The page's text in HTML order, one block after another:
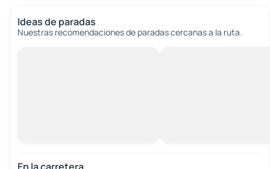
Ideas de paradas
Nuestras recomendaciones de paradas cercanas a la ruta.